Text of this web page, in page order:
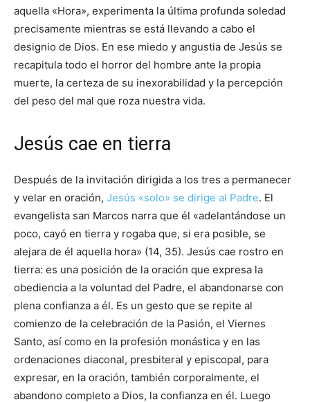
aquella «Hora», experimenta la última profunda soledad
precisamente mientras se está llevando a cabo el
designio de Dios. En ese miedo y angustia de Jesús se
recapitula todo el horror del hombre ante la propia
muerte, la certeza de su inexorabilidad y la percepción
del peso del mal que roza nuestra vida.
Jesús cae en tierra
Después de la invitación dirigida a los tres a permanecer
y velar en oración, Jesús «solo» se dirige al Padre. El
evangelista san Marcos narra que él «adelantándose un
poco, cayó en tierra y rogaba que, si era posible, se
alejara de él aquella hora» (14, 35). Jesús cae rostro en
tierra: es una posición de la oración que expresa la
obediencia a la voluntad del Padre, el abandonarse con
plena confianza a él. Es un gesto que se repite al
comienzo de la celebración de la Pasión, el Viernes
Santo, así como en la profesión monástica y en las
ordenaciones diaconal, presbiteral y episcopal, para
expresar, en la oración, también corporalmente, el
abandono completo a Dios, la confianza en él. Luego